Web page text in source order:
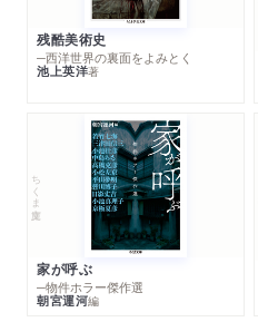
残酷美術史
─西洋世界の裏面をよみとく
池上英洋著
ちくま文庫
家が呼ぶ
─物件ホラー傑作選
朝宮運河編